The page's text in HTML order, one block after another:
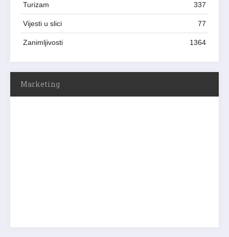
Turizam 337
Vijesti u slici 77
Zanimljivosti 1364
Marketing